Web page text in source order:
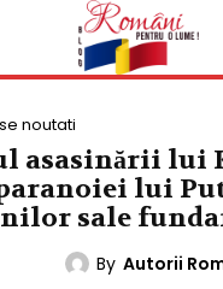
noutati
asasinării lui
lui
sale
By Autorii